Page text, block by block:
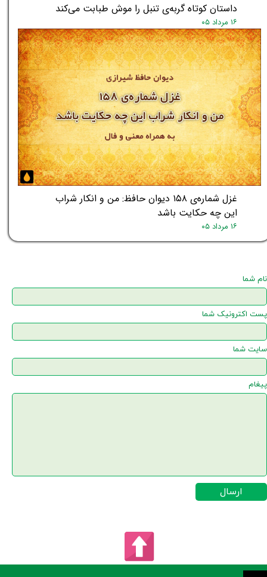
داستان کوتاه گربه‌ی تنبل را موش طبابت می‌کند
۱۶ مرداد ۰۵
غزل شماره‌ی ۱۵۸ دیوان حافظ: من و انکار شراب
این چه حکایت باشد
۱۶ مرداد ۰۵
نام شما
پست اکترونیک شما
سایت شما
پیغام
ارسال